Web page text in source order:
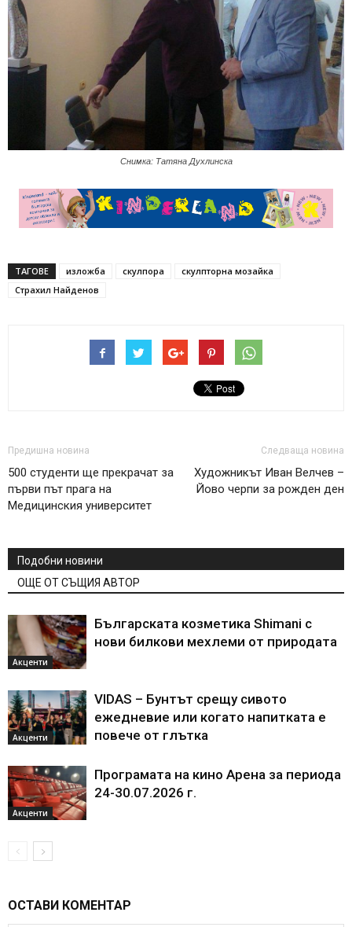
Снимка: Татяна Духлинска
ТАГОВЕ изложба скулпора
скулпторна мозайка
Страхил Найденов
Предишна новина
500 студенти ще прекрачат за
първи път прага на
Медицинския университет
Следваща новина
Художникът Иван Велчев –
Йово черпи за рожден ден
Подобни новини
ОЩЕ ОТ СЪЩИЯ АВТОР
Акценти
Българската козметика Shimani с
нови билкови мехлеми от природата
Акценти
VIDAS – Бунтът срещу сивото
ежедневие или когато напитката е
повече от глътка
Акценти
Програмата на кино Арена за периода
24-30.07.2026 г.
ОСТАВИ КОМЕНТАР